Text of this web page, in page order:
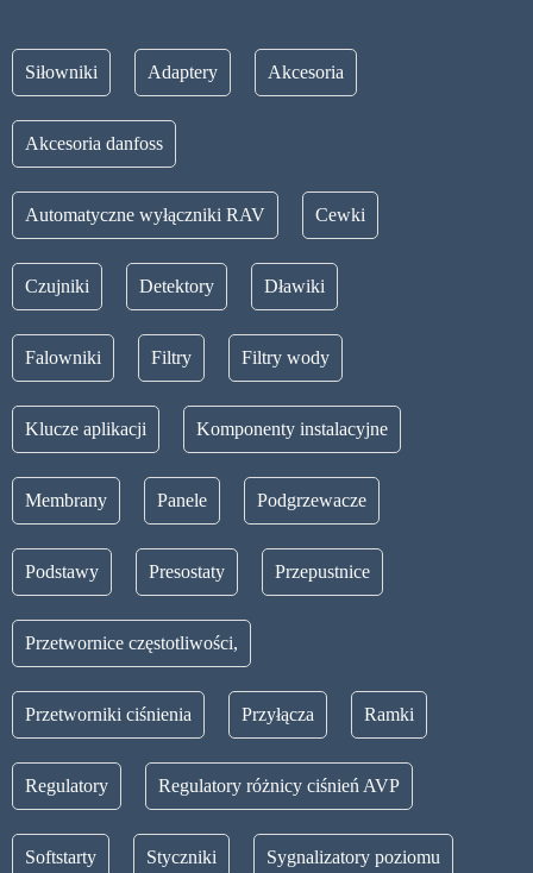
Siłowniki Adaptery Akcesoria
Akcesoria danfoss
Automatyczne wyłączniki RAV Cewki
Czujniki Detektory Dławiki
Falowniki Filtry Filtry wody
Klucze aplikacji Komponenty instalacyjne
Membrany Panele Podgrzewacze
Podstawy Presostaty Przepustnice
Przetwornice częstotliwości,
Przetworniki ciśnienia Przyłącza Ramki
Regulatory Regulatory różnicy ciśnień AVP
Softstarty Styczniki Sygnalizatory poziomu